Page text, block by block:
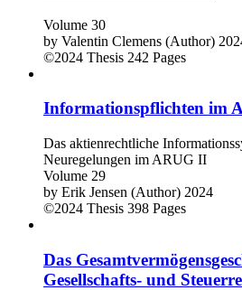
Volume 30
by Valentin Clemens (Author)
©2024 Thesis 242 Pages
Informationspflichten im
Das aktienrechtliche
Neuregelungen im ARUG II
Volume 29
by Erik Jensen (Author) 2024
©2024 Thesis 398 Pages
Das
Gesellschafts- und